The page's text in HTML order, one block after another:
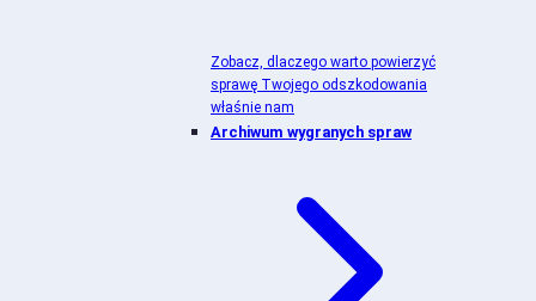
Zobacz, dlaczego warto powierzyć
sprawę Twojego odszkodowania
właśnie nam
Archiwum wygranych spraw